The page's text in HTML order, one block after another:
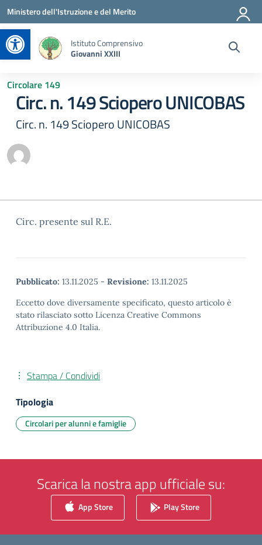
Apri la barra degli strumenti
Vai ai contenuti
Vai al menu di navigazione
Vai al footer
Ministero dell'Istruzione e del Merito
Istituto Comprensivo
Giovanni XXIII
Circolare 149
Circ. n. 149 Sciopero UNICOBAS
Circ. n. 149 Sciopero UNICOBAS
Circ. presente sul R.E.
Pubblicato: 13.11.2025 - Revisione: 13.11.2025
Eccetto dove diversamente specificato, questo articolo è
stato rilasciato sotto Licenza Creative Commons
Attribuzione 4.0 Italia.
Stampa / Condividi
Tipologia
Circolari per alunni e famiglie
Scarica la nostra app ufficiale su:
App Store Play Store